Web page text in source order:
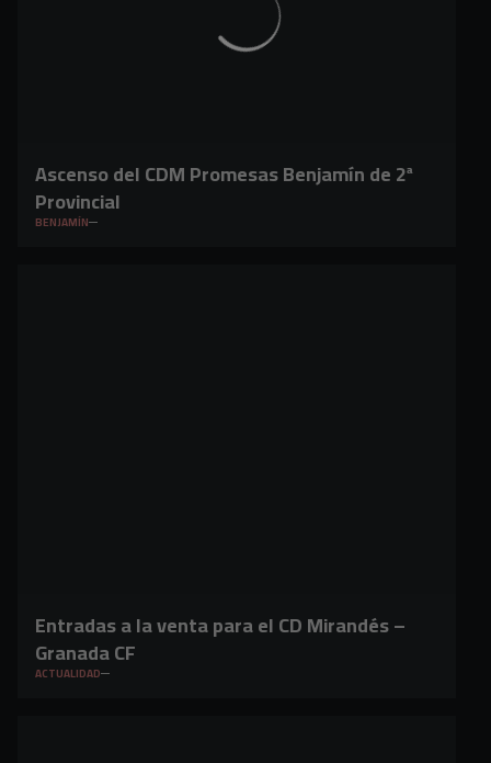
Ascenso del CDM Promesas Benjamín de 2ª
Provincial
BENJAMÍN
Entradas a la venta para el CD Mirandés –
Granada CF
ACTUALIDAD